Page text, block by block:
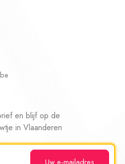
en blijf op de
in Vlaanderen